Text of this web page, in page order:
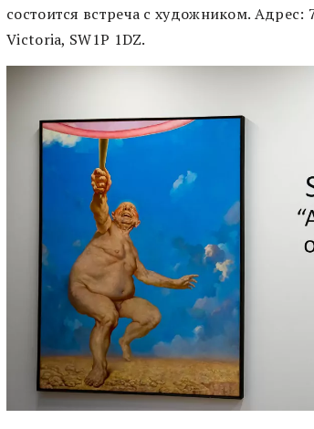
состоится встреча с художником. Адрес:
Victoria, SW1P 1DZ.